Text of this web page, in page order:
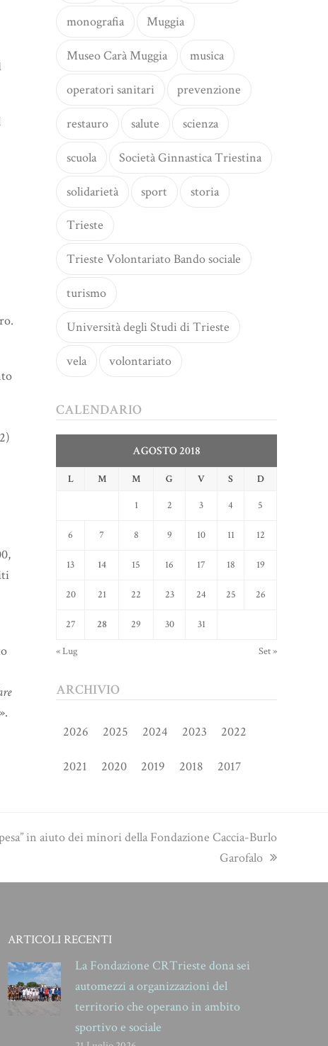
monografia Muggia
Museo Carà Muggia musica
operatori sanitari prevenzione
restauro salute scienza
scuola Società Ginnastica Triestina
solidarietà sport storia
Trieste
Trieste Volontariato Bando sociale
turismo
Università degli Studi di Trieste
vela volontariato
CALENDARIO
AGOSTO 2018
L M M G V S D
1 2 3 4 5
6 7 8 9 10 11 12
13 14 15 16 17 18 19
20 21 22 23 24 25 26
27 28 29 30 31
« Lug Set »
ARCHIVIO
2026 2025 2024 2023 2022
2021 2020 2019 2018 2017
in aiuto dei minori della Fondazione Caccia-Burlo
Garofalo
ARTICOLI RECENTI
La Fondazione CRTrieste dona sei
automezzi a organizzazioni del
territorio che operano in ambito
sportivo e sociale